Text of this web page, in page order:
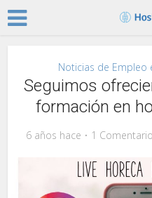
Noticias de Empleo
Seguimos
formación en
6 años hace 1 Comentario